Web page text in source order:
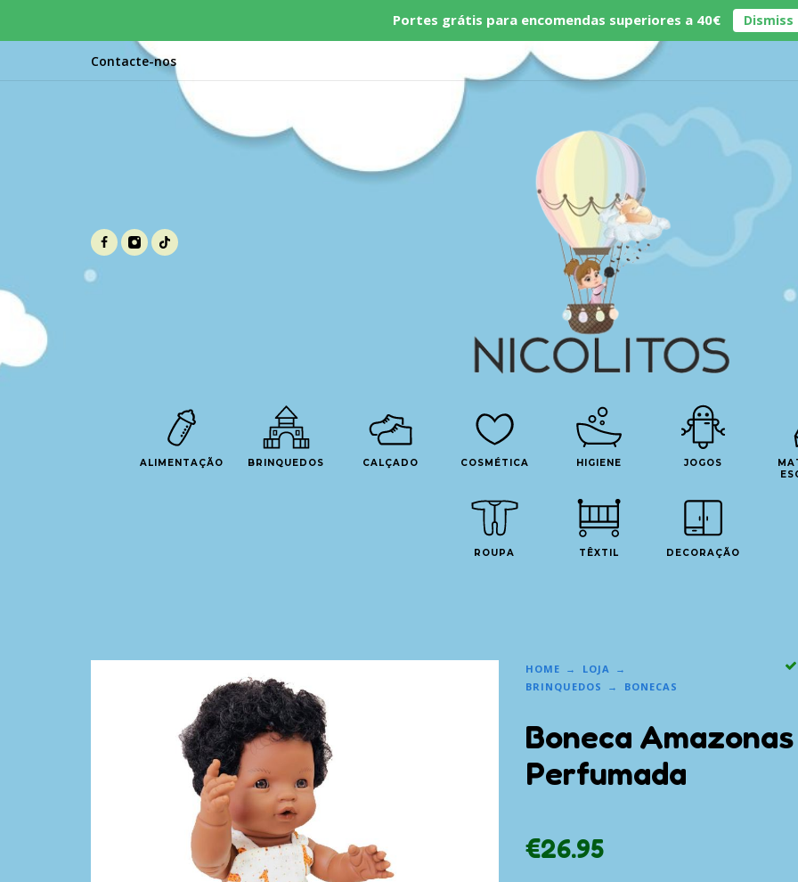
Portes grátis para encomendas superiores a 40€ Dismiss
Contacte-nos
ALIMENTAÇÃO BRINQUEDOS CALÇADO COSMÉTICA HIGIENE JOGOS
ROUPA TÊXTIL DECORAÇÃO
HOME
LOJA
BRINQUEDOS
BONECAS
Boneca
Perfumada
€26.95